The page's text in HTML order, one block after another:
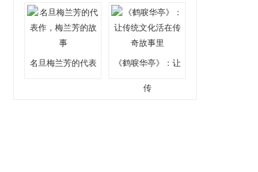
名旦梅兰芳的代表 《鹤唳华亭》：让
传